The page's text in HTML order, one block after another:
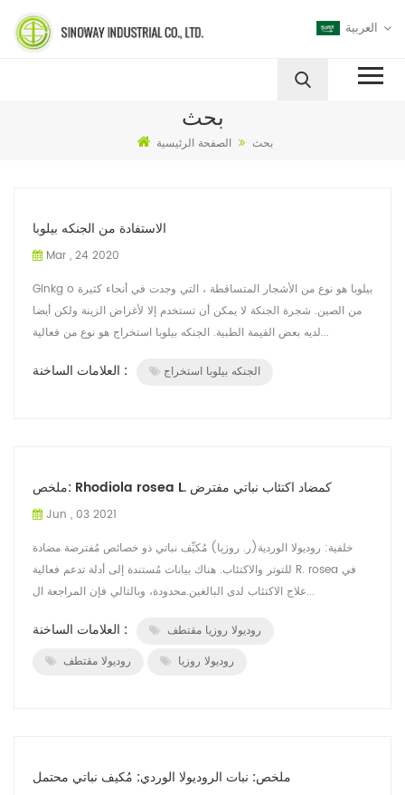
العربية
بحث
الصفحة الرئيسية بحث
الاستفادة من الجنكه بيلوبا
Mar , 24 2020
Ginkg o بيلوبا هو نوع من الأشجار المتساقطة ، التي وجدت في أنحاء كثيرة
من الصين. شجرة الجنكة لا يمكن أن تستخدم إلا لأغراض الزينة ولكن أيضا
لديه بعض القيمة الطبية. الجنكه بيلوبا استخراج هو نوع من فعالية...
العلامات الساخنة : الجنكه بيلوبا استخراج
ملخص: Rhodiola rosea L. كمضاد اكتئاب نباتي مفترض
Jun , 03 2021
خلفية: روديولا الوردية(ر. روزيا) مُكيِّف نباتي ذو خصائص مُفترضة مضادة
للتوتر والاكتئاب. هناك بيانات مُستندة إلى أدلة تدعم فعالية R. rosea في
علاج الاكتئاب لدى البالغين.محدودة، وبالتالي فإن المراجعة ال...
العلامات الساخنة :
روديولا روزيا مقتطف
روديولا مقتطف
روديولا روزيا
ملخص: نبات الروديولا الوردي: مُكيف نباتي محتمل